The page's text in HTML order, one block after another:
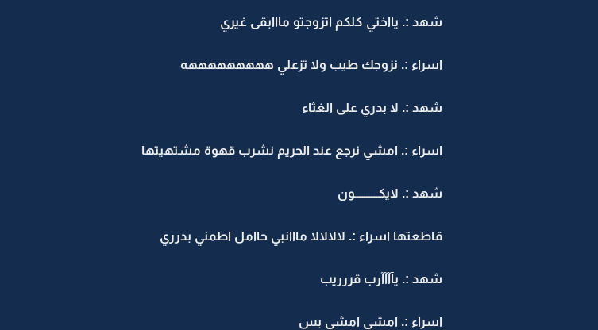
شهد :. يااختي كلكم اتزوجتو مااابقى غيري
اسراء :. نزوجك طيب ولا تزعلي هههههههههه
شهد :. لا بدري على الغثاء
اسراء :. امشي نرجع عند الحريم نشرب قهوة مشتهيتها
شهد :. لايكــــــــــون
قاطعتها اسراء :. لالالالا مااانبي حاامل اطمني بدرري
شهد :. يآآآآرب قررريب
اسراء :. امشي امشي بس